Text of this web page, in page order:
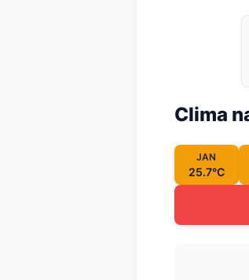
Clima
JAN
25.7°C